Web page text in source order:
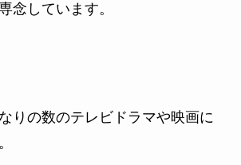
念しています。
りの数のテレビドラマや映画に